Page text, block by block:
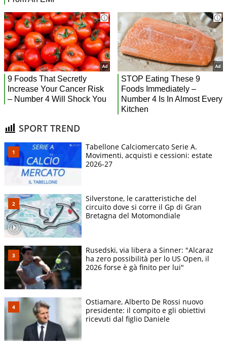
SPORT TREND
Tabellone Calciomercato Serie A.
Movimenti, acquisti e cessioni: estate
2026-27
Silverstone, le caratteristiche del
circuito dove si corre il Gp di Gran
Bretagna del Motomondiale
Rusedski, via libera a Sinner: "Alcaraz
ha zero possibilità per lo US Open, il
2026 forse è gà finito per lui"
Ostiamare, Alberto De Rossi nuovo
presidente: il compito e gli obiettivi
ricevuti dal figlio Daniele